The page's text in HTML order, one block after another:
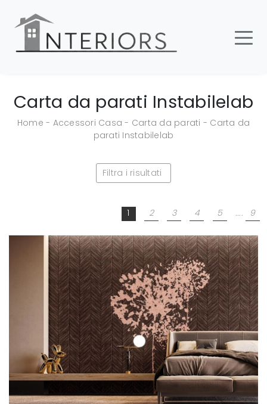
Carta da parati Instabilelab
Home - Accessori Casa - Carta da parati - Carta da
parati Instabilelab
Filtra i risultati
1 2 3 4 5 .... 9